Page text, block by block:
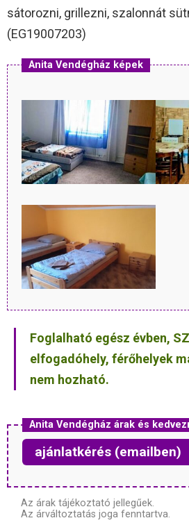
sátorozni, grillezni, szalonnát
(EG19007203)
Anita Vendégház képek
Foglalható egész évben,
elfogadóhely, férőhelyek
nem hozható.
Anita Vendégház árak és
ajánlatkérés (emailben)
Az árak tájékoztató jellegűek.
Az árváltoztatás joga fenntartva.